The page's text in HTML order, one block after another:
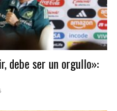
debe ser un orgullo»: